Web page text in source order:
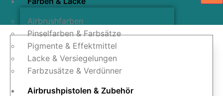
Airbrushfarben
Pinselfarben & Farbsätze
Pigmente & Effektmittel
Lacke & Versiegelungen
Farbzusätze & Verdünner
Airbrushpistolen & Zubehör